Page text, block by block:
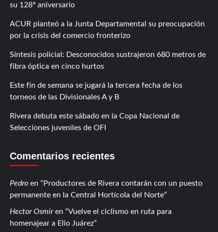
su 128º aniversario
ACUR planteó a la Junta Departamental su preocupación
por la crisis del comercio fronterizo
Síntesis policial: Desconocidos sustrajeron 680 metros de
fibra óptica en cinco hurtos
Este fin de semana se jugará la tercera fecha de los
torneos de las Divisionales A y B
Rivera debuta este sábado en la Copa Nacional de
Selecciones juveniles de OFI
Comentarios recientes
Pedro en
Productores de Rivera contarán con un puesto
permanente en la Central Hortícola del Norte
Hector Osmiren
Vuelve el ciclismo en ruta para
homenajear a Elio Juárez